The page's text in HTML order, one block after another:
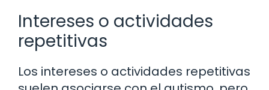
Intereses o actividades
repetitivas
Los intereses o actividades repetitivas